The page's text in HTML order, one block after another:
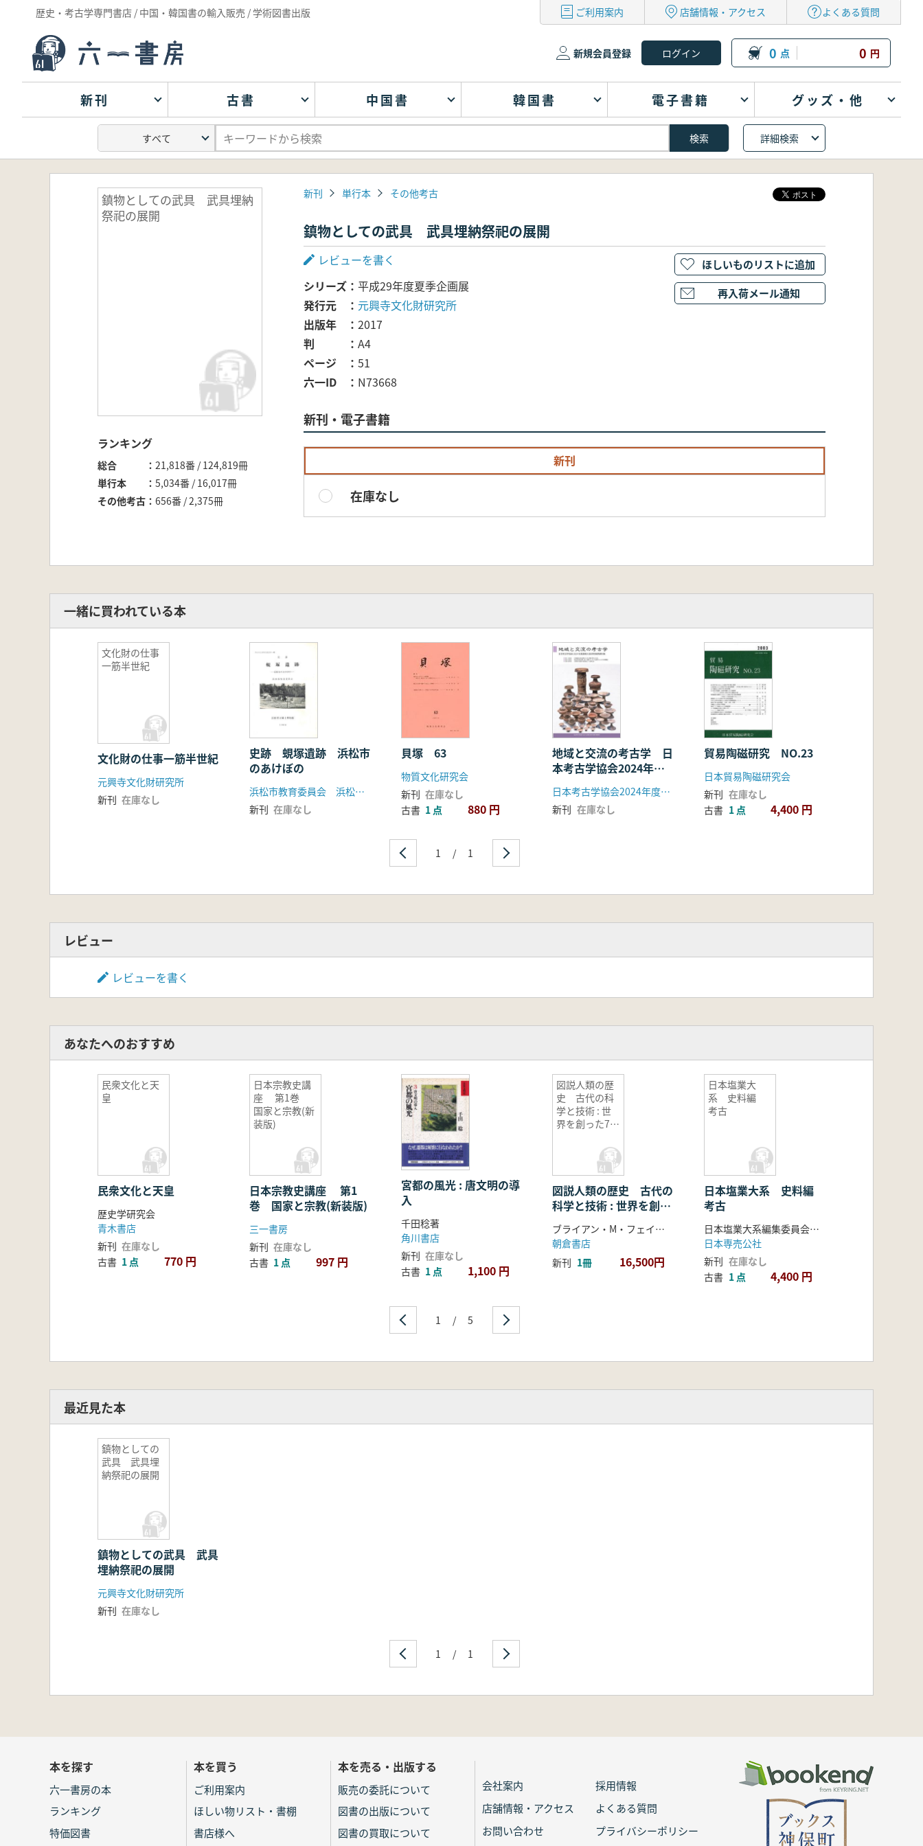
歴史・考古学専門書店 / 中国・韓国書の輸入販売 / 学術図書出版 ご利用案内 店舗情報・アクセス よくある質問
新規会員登録 0 点 0 円
新刊 古書 中国書 韓国書 電子書籍 グッズ・他
詳細検索
鎮物としての武具 武具埋納
祭祀の展開
ランキング
総合
21,818番 / 124,819冊
単行本
5,034番 / 16,017冊
その他考古
656番 / 2,375冊
新刊 単行本 その他考古
鎮物としての武具 武具埋納祭祀の展開
レビューを書く
シリーズ
平成29年度夏季企画展
発行元
元興寺文化財研究所
出版年
2017
判
A4
ページ
51
六一ID
N73668
新刊・電子書籍
新刊
在庫なし
ほしいものリストに追加
再入荷メール通知
一緒に買われている本
文化財の仕事
一筋半世紀
文化財の仕事一筋半世紀
元興寺文化財研究所
新刊 在庫なし
史跡 蜆塚遺跡 浜松市
のあけぼの
浜松市教育委員会 浜松市郷土博物館
新刊 在庫なし
貝塚 63
物質文化研究会
新刊 在庫なし
古書 1 点 880 円
地域と交流の考古学 日
本考古学協会2024年度
島根大会資料集
日本考古学協会2024年度島根大会実行委員会
新刊 在庫なし
貿易陶磁研究 NO.23
日本貿易陶磁研究会
新刊 在庫なし
古書 1 点 4,400 円
1 / 1
レビュー
レビューを書く
あなたへのおすすめ
民衆文化と天
皇
民衆文化と天皇
歴史学研究会
青木書店
新刊 在庫なし
古書 1 点 770 円
日本宗教史講
座 第1巻
国家と宗教(新
装版)
日本宗教史講座 第1
巻 国家と宗教(新装版)
三一書房
新刊 在庫なし
古書 1 点 997 円
宮都の風光 : 唐文明の導
入
千田稔著
角川書店
新刊 在庫なし
古書 1 点 1,100 円
図説人類の歴
史 古代の科
学と技術 : 世
界を創った70
図説人類の歴史 古代の
科学と技術 : 世界を創っ
た70の大発明
ブライアン・M・フェイガン編 西秋 良宏 編訳
朝倉書店
新刊 1冊 16,500円
日本塩業大
系 史料編
考古
日本塩業大系 史料編
考古
日本塩業大系編集委員会 編
日本専売公社
新刊 在庫なし
古書 1 点 4,400 円
1 / 5
最近見た本
鎮物としての
武具 武具埋
納祭祀の展開
鎮物としての武具 武具
埋納祭祀の展開
元興寺文化財研究所
新刊 在庫なし
1 / 1
本を探す
六一書房の本
ランキング
特価図書
本を買う
ご利用案内
ほしい物リスト・書棚
書店様へ
本を売る・出版する
販売の委託について
図書の出版について
図書の買取について
会社案内
採用情報
店舗情報・アクセス
よくある質問
お問い合わせ
プライバシーポリシー